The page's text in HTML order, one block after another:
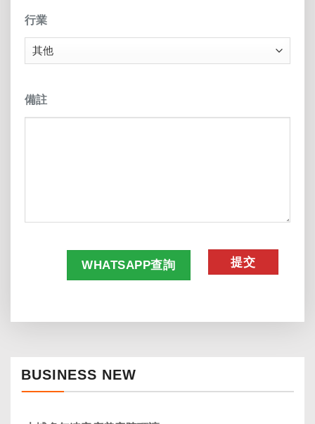
行業
備註
WHATSAPP查詢
BUSINESS NEW